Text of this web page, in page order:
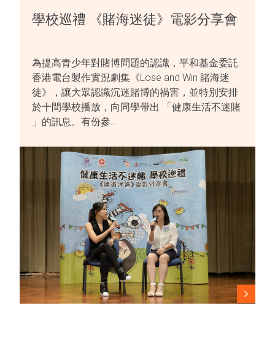
學校巡禮 《賭海迷徒》電影分享會
為提高青少年對賭博問題的認識，平和基金委託
香港電台製作實況劇集《Lose and Win 賭海迷
徒》，讓大眾認識沉迷賭博的禍害，並特別安排
於十間學校播放，向同學帶出 「健康生活不迷賭
」的訊息。有份參…